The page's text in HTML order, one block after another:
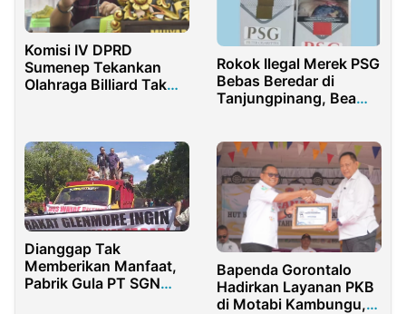
Komisi IV DPRD
Sumenep Tekankan
Olahraga Billiard Tak
Rokok Ilegal Merek PSG
Bebas Beredar di
Tanjungpinang, Bea
Dianggap Tak
Memberikan Manfaat,
Pabrik Gula PT SGN
Bapenda Gorontalo
Hadirkan Layanan PKB
di Motabi Kambungu,